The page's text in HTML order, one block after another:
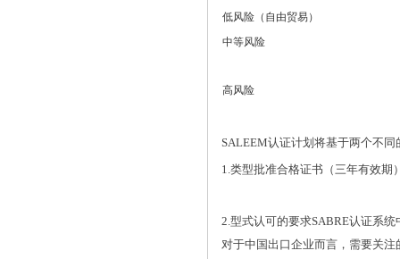
低风险（自由贸易）
中等风险
高风险
SALEEM认证计划将基于两个不同
1.类型批准合格证书（三年有效期
2.型式认可的要求SABRE认证系
对于中国出口企业而言，需要关注